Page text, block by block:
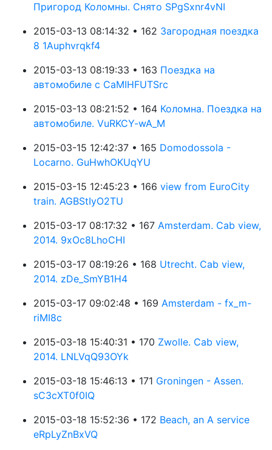
Пригород Коломны. Снято SPgSxnr4vNI
2015-03-13 08:14:32 • 162 Загородная поездка
8 1Auphvrqkf4
2015-03-13 08:19:33 • 163 Поездка на
автомобиле с CaMIHFUTSrc
2015-03-13 08:21:52 • 164 Коломна. Поездка на
автомобиле. VuRKCY-wA_M
2015-03-15 12:42:37 • 165 Domodossola -
Locarno. GuHwhOKUqYU
2015-03-15 12:45:23 • 166 view from EuroCity
train. AGBStIyO2TU
2015-03-17 08:17:32 • 167 Amsterdam. Cab view,
2014. 9xOc8LhoCHI
2015-03-17 08:19:26 • 168 Utrecht. Cab view,
2014. zDe_SmYB1H4
2015-03-17 09:02:48 • 169 Amsterdam - fx_m-
riMI8c
2015-03-18 15:40:31 • 170 Zwolle. Cab view,
2014. LNLVqQ93OYk
2015-03-18 15:46:13 • 171 Groningen - Assen.
sC3cXT0f0IQ
2015-03-18 15:52:36 • 172 Beach, an A service
eRpLyZnBxVQ